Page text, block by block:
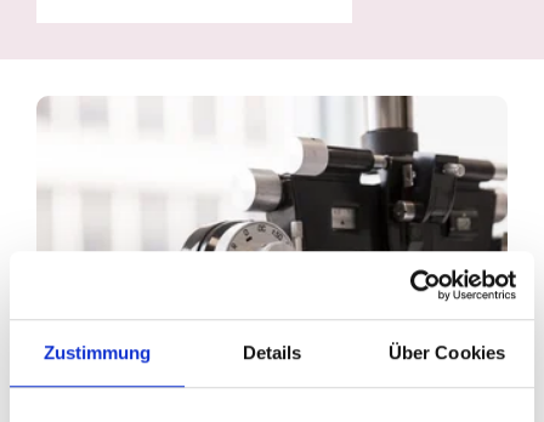
Zustimmung Details Über Cookies